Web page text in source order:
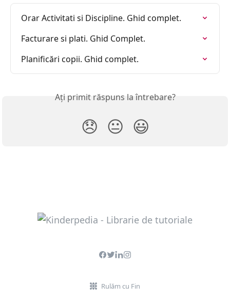
Orar Activitati si Discipline. Ghid complet.
Facturare si plati. Ghid Complet.
Planificări copii. Ghid complet.
Ați primit răspuns la întrebare?
😞 😐 😃
Rulăm cu Fin